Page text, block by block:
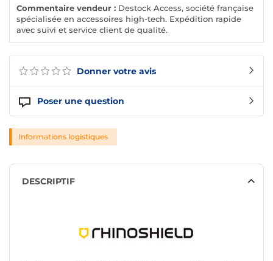
Donner votre avis
Poser une question
Commentaire vendeur : Destock Access, société française
spécialisée en accessoires high-tech. Expédition rapide
avec suivi et service client de qualité.
Informations logistiques
DESCRIPTIF